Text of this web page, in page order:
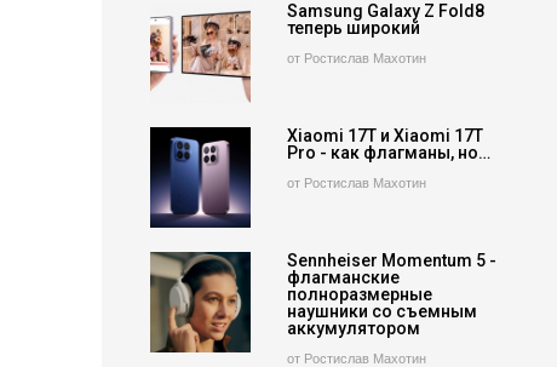
Samsung Galaxy Z Fold8
теперь широкий
от Ростислав Махотин
Xiaomi 17T и Xiaomi 17T
Pro - как флагманы, но…
от Ростислав Махотин
Sennheiser Momentum 5 -
флагманские
полноразмерные
наушники со съемным
аккумулятором
от Ростислав Махотин